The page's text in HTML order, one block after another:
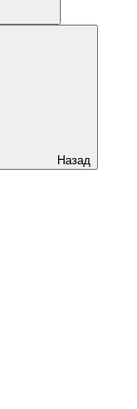
Назад